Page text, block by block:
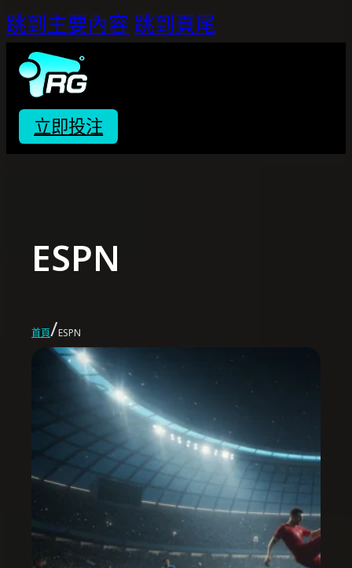
跳到主要內容 跳到頁尾
立即投注
ESPN
首頁/ESPN